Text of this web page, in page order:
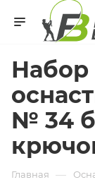
№ 34
Главная —